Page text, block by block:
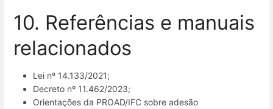
10. Referências e manuais
relacionados
Lei nº 14.133/2021;
Decreto nº 11.462/2023;
Orientações da PROAD/IFC sobre adesão